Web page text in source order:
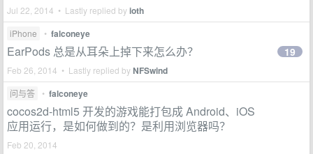
Jul 22, 2014 • Lastly replied byioth
iPhone • falconeye
EarPods 总是从耳朵上掉下来怎么办？
Feb 26, 2014 • Lastly replied byNFSwind
19
问与答 • falconeye
cocos2d-html5 开发的游戏能打包成 Android、iOS
应用运行，是如何做到的？是利用浏览器吗？
Feb 20, 2014